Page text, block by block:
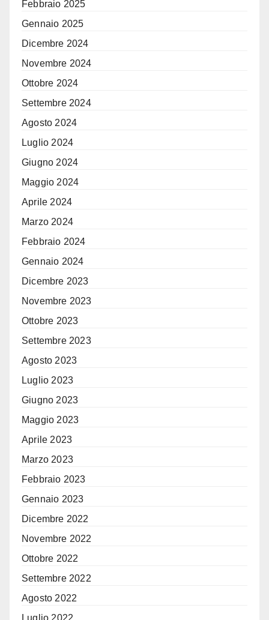
Febbraio 2025
Gennaio 2025
Dicembre 2024
Novembre 2024
Ottobre 2024
Settembre 2024
Agosto 2024
Luglio 2024
Giugno 2024
Maggio 2024
Aprile 2024
Marzo 2024
Febbraio 2024
Gennaio 2024
Dicembre 2023
Novembre 2023
Ottobre 2023
Settembre 2023
Agosto 2023
Luglio 2023
Giugno 2023
Maggio 2023
Aprile 2023
Marzo 2023
Febbraio 2023
Gennaio 2023
Dicembre 2022
Novembre 2022
Ottobre 2022
Settembre 2022
Agosto 2022
Luglio 2022